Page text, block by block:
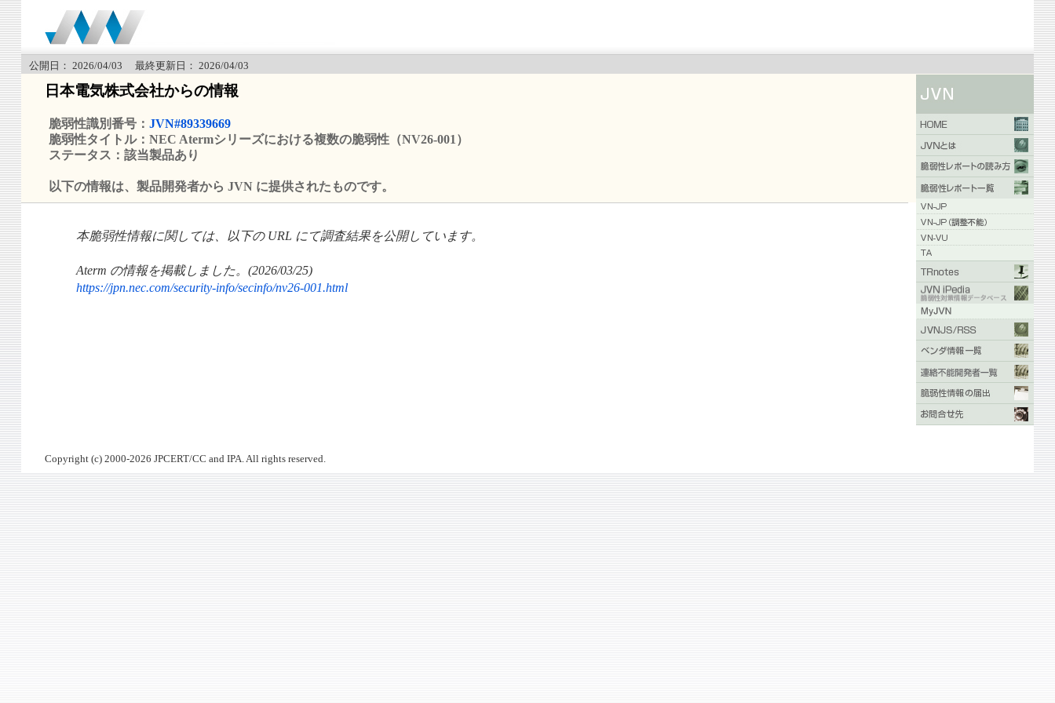
公開日： 2026/04/03 最終更新日： 2026/04/03
日本電気株式会社からの情報
脆弱性識別番号： JVN#89339669
脆弱性タイトル：NEC Atermシリーズにおける複数の脆弱性（NV26-001）
ステータス：該当製品あり
以下の情報は、製品開発者から JVN に提供されたものです。
本脆弱性情報に関しては、以下の URL にて調査結果を公開しています。
Aterm の情報を掲載しました。(2026/03/25)
https://jpn.nec.com/security-info/secinfo/nv26-001.html
Copyright (c) 2000-2026 JPCERT/CC and IPA. All rights reserved.